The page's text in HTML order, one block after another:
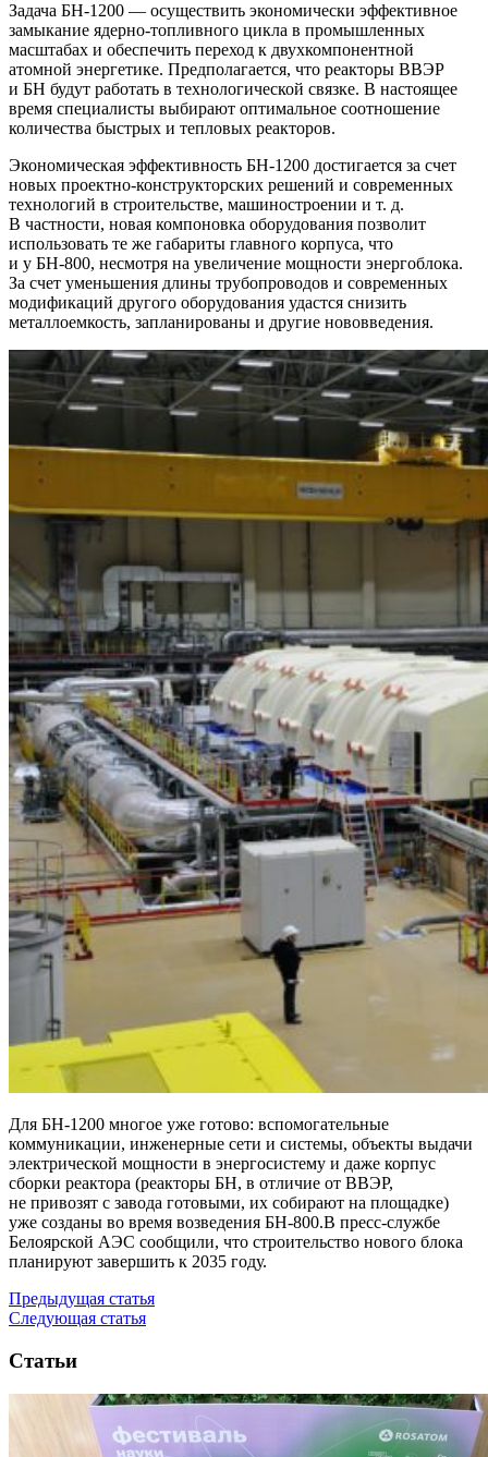
Задача БН‑1200 — осуществить экономически эффективное
замыкание ­ядерно-­топливного цикла в промышленных
масштабах и обеспечить переход к двухкомпонентной
атомной энергетике. Предполагается, что реакторы ВВЭР
и БН будут работать в технологической связке. В настоящее
время специалисты выбирают оптимальное соотношение
количества быстрых и тепловых реакторов.
Экономическая эффективность БН‑1200 достигается за счет
новых проектно-­конструкторских решений и современных
технологий в строительстве, машиностроении и т. д.
В частности, новая компоновка оборудования позволит
использовать те же габариты главного корпуса, что
и у БН‑800, несмотря на увеличение мощности энергоблока.
За счет уменьшения длины трубопроводов и современных
модификаций другого оборудования удастся снизить
металлоемкость, запланированы и другие нововведения.
Для БН‑1200 многое уже готово: вспомогательные
коммуникации, инженерные сети и системы, объекты выдачи
электрической мощности в энергосистему и даже корпус
сборки реактора (реакторы БН, в отличие от ВВЭР,
не привозят с завода готовыми, их собирают на площадке)
уже созданы во время возведения БН‑800.В пресс-­службе
Белоярской АЭС сообщили, что строительство нового блока
планируют завершить к 2035 году.
Предыдущая статья
Следующая статья
Статьи